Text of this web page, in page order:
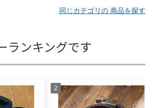
同じカテゴリの 商品を探す
ランキングです